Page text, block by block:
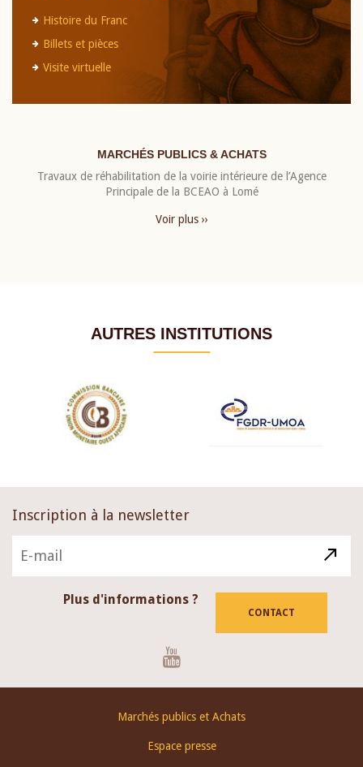
Histoire du Franc
Billets et pièces
Visite virtuelle
MARCHÉS PUBLICS & ACHATS
Travaux de réhabilitation de la voirie intérieure de l’Agence
Principale de la BCEAO à Lomé
Voir plus ››
AUTRES INSTITUTIONS
Inscription à la newsletter
Plus d'informations ?
CONTACT
Marchés publics et Achats
Espace presse